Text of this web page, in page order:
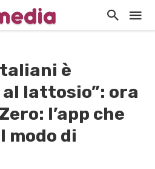
è
lattosio”: ora
l’app che
modo di